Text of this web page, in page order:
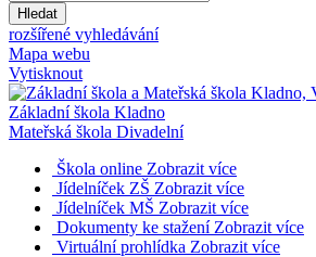
Hledat
rozšířené vyhledávání
Mapa webu
Vytisknout
Základní škola Kladno
Mateřská škola Divadelní
Škola online Zobrazit více
Jídelníček ZŠ Zobrazit více
Jídelníček MŠ Zobrazit více
Dokumenty ke stažení Zobrazit více
Virtuální prohlídka Zobrazit více